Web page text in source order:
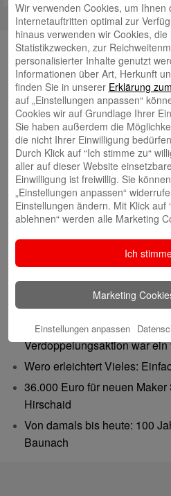
Unsere Autorinnen
Andrea
Jonas Simon
Neueste Beiträge
Gutes tun – Freude teilen
Gemeinsam 62.500 Euro
Verdoppelungsaktion war
Wero erleichtert Vieles:
36.000 Euro für neuen
Hirschaid
Von damals bis heute: 100
Baunach
Wir verwenden Cookies, um
Internetauftritten optimal zur
hinaus verwenden wir Cookies, die
Statistikzwecken, zur
personalisierter Inhalte genutzt
Informationen über Art, Herkunft
finden Sie in unserer Erklärung
auf „Einstellungen anpassen“
Cookies wir auf Grundlage Ihrer
Sie haben außerdem die
die nicht Ihrer Einwilligung
Durch Klick auf “Ich stimme zu“
aller auf dieser Website
Einwilligung ist freiwillig. Sie
„Einstellungen anpassen“
Einstellungen ändern. Mit Klick auf
ablehnen“ werden alle Marketing
Ich
Marketing
Einstellungen anpassen